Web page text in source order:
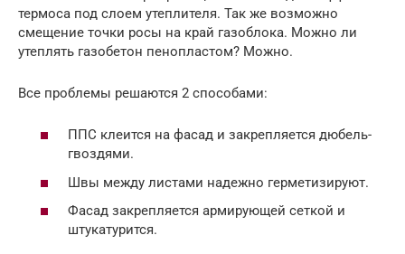
термоса под слоем утеплителя. Так же возможно
смещение точки росы на край газоблока. Можно ли
утеплять газобетон пенопластом? Можно.
Все проблемы решаются 2 способами:
ППС клеится на фасад и закрепляется дюбель-
гвоздями.
Швы между листами надежно герметизируют.
Фасад закрепляется армирующей сеткой и
штукатурится.